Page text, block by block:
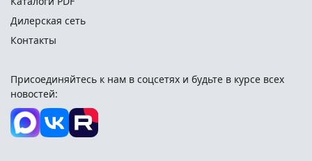
Дилерская сеть
Контакты
Присоединяйтесь к нам в соцсетях и будьте в курсе всех
новостей: